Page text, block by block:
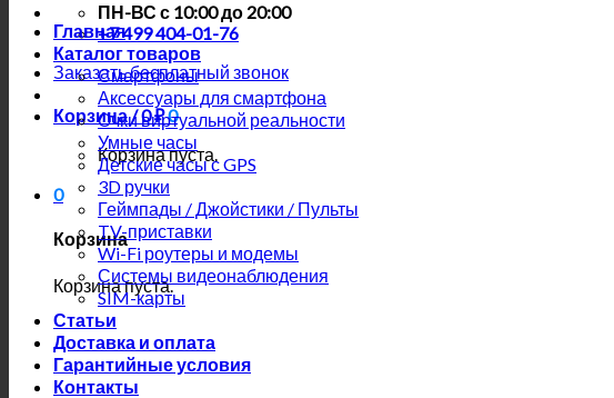
ПН-ВС с 10:00 до 20:00
+7 499 404-01-76
Заказать бесплатный звонок
Корзина /0₽0
Корзина пуста.
0
Корзина
Корзина пуста.
Главная
Каталог товаров
Смартфоны
Аксессуары для смартфона
Очки виртуальной реальности
Умные часы
Детские часы с GPS
3D ручки
Геймпады / Джойстики / Пульты
TV-приставки
Wi-Fi роутеры и модемы
Системы видеонаблюдения
SIM-карты
Статьи
Доставка и оплата
Гарантийные условия
Контакты